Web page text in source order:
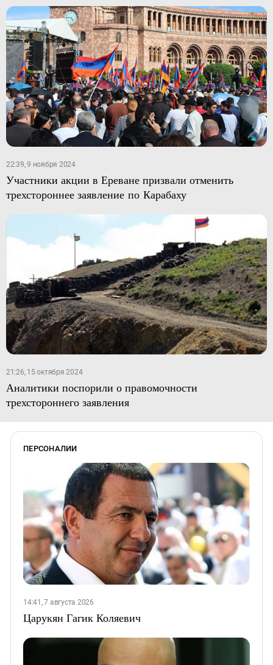
22:39, 9 ноября 2024
Участники акции в Ереване призвали отменить
трехстороннее заявление по Карабаху
21:26, 15 октября 2024
Аналитики поспорили о правомочности
трехстороннего заявления
ПЕРСОНАЛИИ
14:41, 7 августа 2026
Царукян Гагик Коляевич